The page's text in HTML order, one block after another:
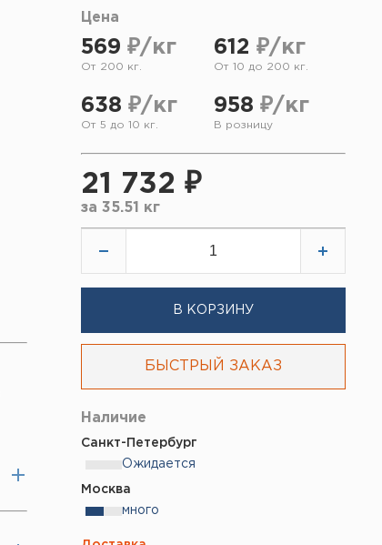
Цена
569 ₽/кг
От 200 кг.
612 ₽/кг
От 10 до 200 кг.
638 ₽/кг
От 5 до 10 кг.
958 ₽/кг
В розницу
21 732 ₽
за 35.51 кг
В КОРЗИНУ
БЫСТРЫЙ ЗАКАЗ
Наличие
Санкт-Петербург
Ожидается
Москва
много